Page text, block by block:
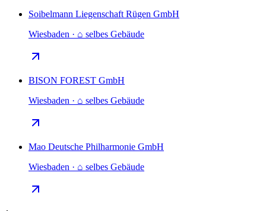
Soibelmann Liegenschaft Rügen GmbH
Wiesbaden · ⌂ selbes Gebäude
BISON FOREST GmbH
Wiesbaden · ⌂ selbes Gebäude
Mao Deutsche Philharmonie GmbH
Wiesbaden · ⌂ selbes Gebäude